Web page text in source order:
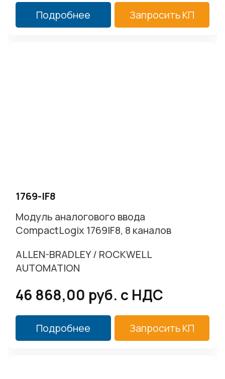
Подробнее Запросить КП
1769-IF8
Модуль аналогового ввода
CompactLogix 1769IF8, 8 каналов
ALLEN-BRADLEY / ROCKWELL
AUTOMATION
46 868,00 руб. с НДС
Подробнее Запросить КП